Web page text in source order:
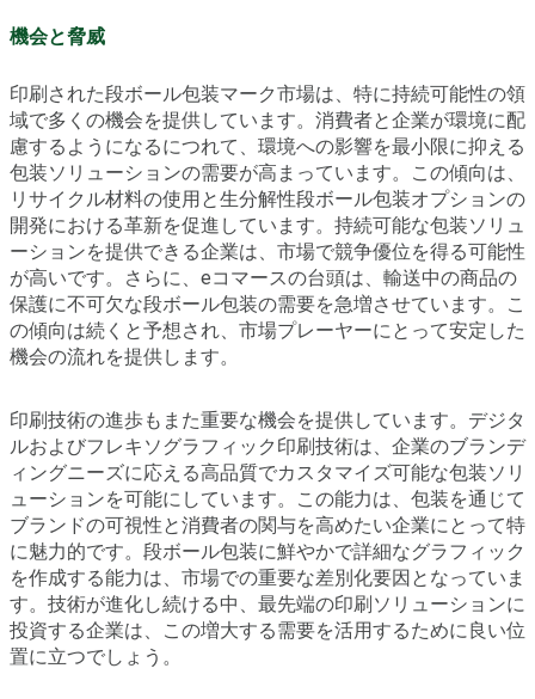
機会と脅威
印刷された段ボール包装マーク市場は、特に持続可能性の領
域で多くの機会を提供しています。消費者と企業が環境に配
慮するようになるにつれて、環境への影響を最小限に抑える
包装ソリューションの需要が高まっています。この傾向は、
リサイクル材料の使用と生分解性段ボール包装オプションの
開発における革新を促進しています。持続可能な包装ソリュ
ーションを提供できる企業は、市場で競争優位を得る可能性
が高いです。さらに、eコマースの台頭は、輸送中の商品の
保護に不可欠な段ボール包装の需要を急増させています。こ
の傾向は続くと予想され、市場プレーヤーにとって安定した
機会の流れを提供します。
印刷技術の進歩もまた重要な機会を提供しています。デジタ
ルおよびフレキソグラフィック印刷技術は、企業のブランデ
ィングニーズに応える高品質でカスタマイズ可能な包装ソリ
ューションを可能にしています。この能力は、包装を通じて
ブランドの可視性と消費者の関与を高めたい企業にとって特
に魅力的です。段ボール包装に鮮やかで詳細なグラフィック
を作成する能力は、市場での重要な差別化要因となっていま
す。技術が進化し続ける中、最先端の印刷ソリューションに
投資する企業は、この増大する需要を活用するために良い位
置に立つでしょう。